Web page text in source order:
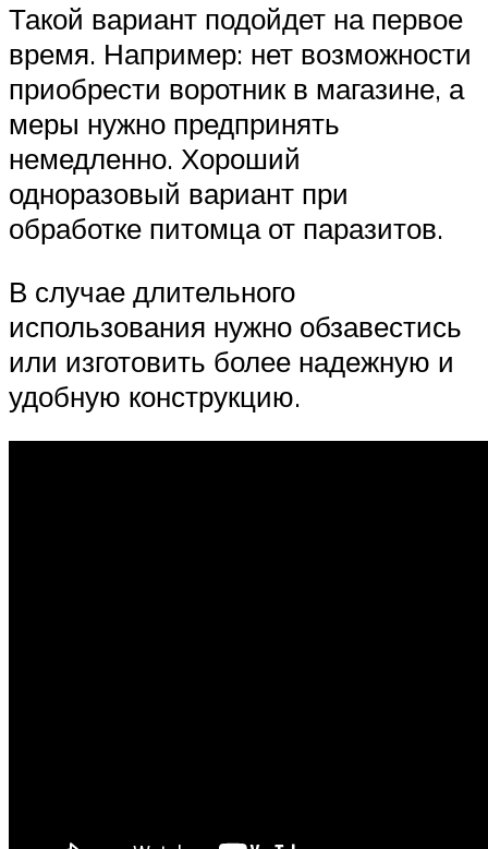
Такой вариант подойдет на первое
время. Например: нет возможности
приобрести воротник в магазине, а
меры нужно предпринять
немедленно. Хороший
одноразовый вариант при
обработке питомца от паразитов.
В случае длительного
использования нужно обзавестись
или изготовить более надежную и
удобную конструкцию.